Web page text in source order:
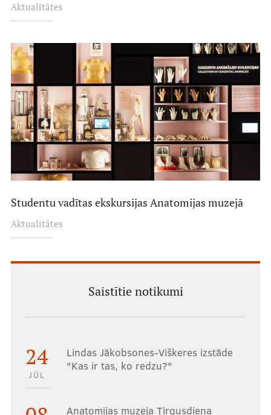
Aktualitātes
Studentu vadītas ekskursijas Anatomijas muzejā
Aktualitātes
Saistītie notikumi
24
JŪL
Lindas Jākobsones-Viškeres izstāde
"Kas ir tas, ko redzu?"
Anatomijas muzeja Tirgusdiena